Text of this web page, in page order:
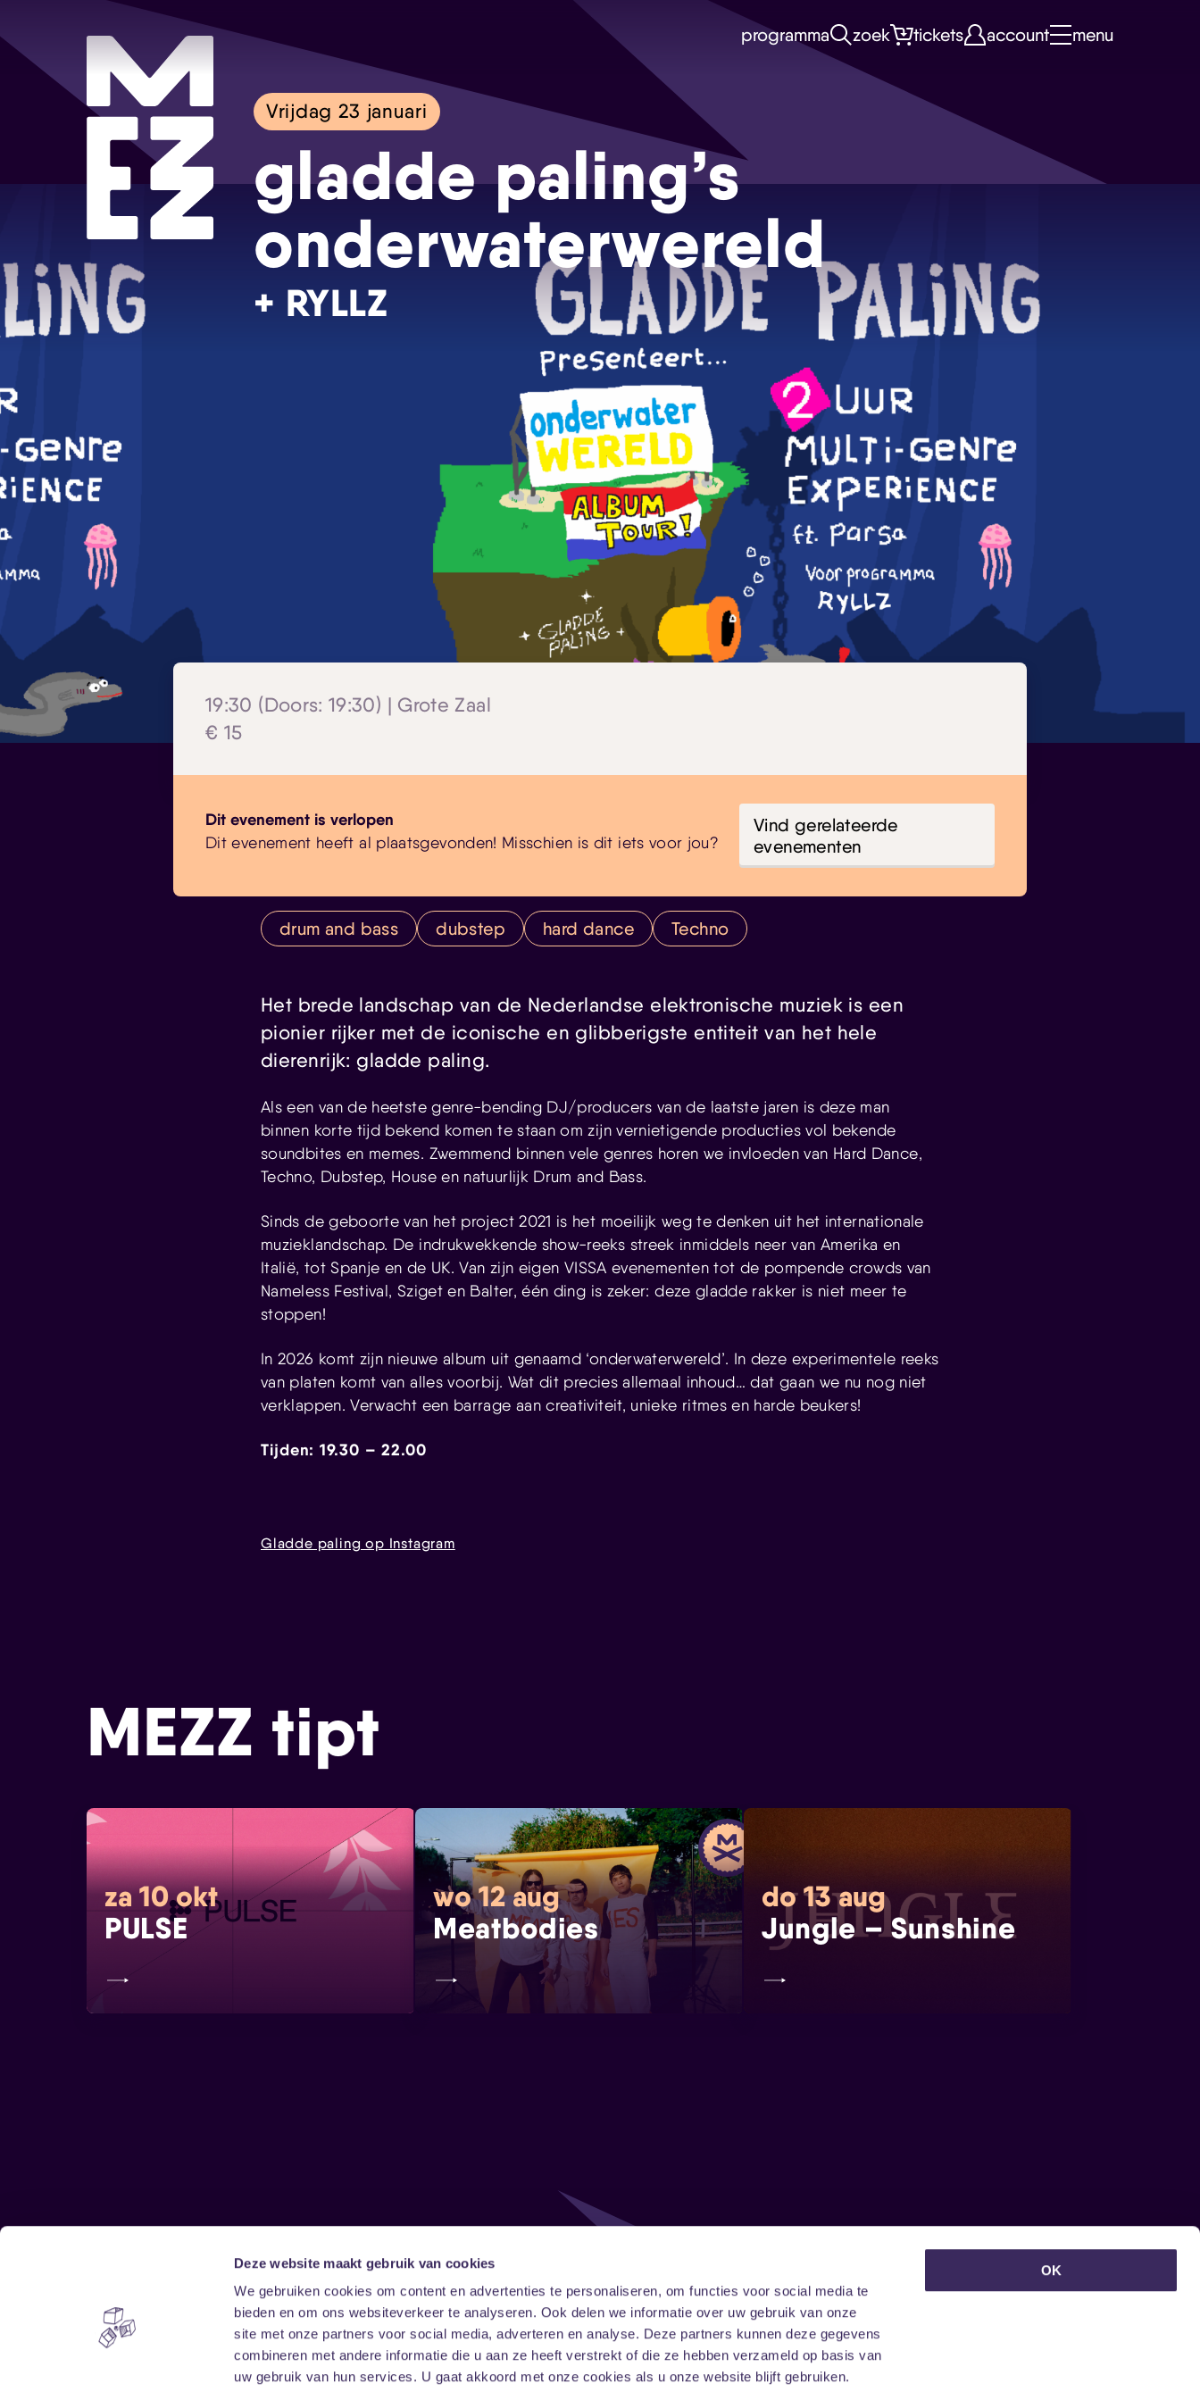
Deze website maakt gebruik van cookies
We gebruiken cookies om content en advertenties te personaliseren, om functies voor social media te
bieden en om ons websiteverkeer te analyseren. Ook delen we informatie over uw gebruik van onze
site met onze partners voor social media, adverteren en analyse. Deze partners kunnen deze gegevens
combineren met andere informatie die u aan ze heeft verstrekt of die ze hebben verzameld op basis van
uw gebruik van hun services. U gaat akkoord met onze cookies als u onze website blijft gebruiken.
OK
Skip navigatie
programma zoek tickets account menu
Vrijdag 23 januari
gladde paling’s
onderwaterwereld
+ RYLLZ
19:30 (Doors: 19:30) | Grote Zaal
€ 15
Dit evenement is verlopen
Dit evenement heeft al plaatsgevonden! Misschien is dit iets voor jou?
Vind gerelateerde
evenementen
drum and bass dubstep hard dance Techno
Het brede landschap van de Nederlandse elektronische muziek is een
pionier rijker met de iconische en glibberigste entiteit van het hele
dierenrijk: gladde paling.
Als een van de heetste genre-bending DJ/producers van de laatste jaren is deze man
binnen korte tijd bekend komen te staan om zijn vernietigende producties vol bekende
soundbites en memes. Zwemmend binnen vele genres horen we invloeden van Hard Dance,
Techno, Dubstep, House en natuurlijk Drum and Bass.
Sinds de geboorte van het project 2021 is het moeilijk weg te denken uit het internationale
muzieklandschap. De indrukwekkende show-reeks streek inmiddels neer van Amerika en
Italië, tot Spanje en de UK. Van zijn eigen VISSA evenementen tot de pompende crowds van
Nameless Festival, Sziget en Balter, één ding is zeker: deze gladde rakker is niet meer te
stoppen!
In 2026 komt zijn nieuwe album uit genaamd ‘onderwaterwereld’. In deze experimentele reeks
van platen komt van alles voorbij. Wat dit precies allemaal inhoud… dat gaan we nu nog niet
verklappen. Verwacht een barrage aan creativiteit, unieke ritmes en harde beukers!
Tijden: 19.30 – 22.00
Gladde paling op Instagram
MEZZ tipt
za 10 okt
PULSE
wo 12 aug
Meatbodies
do 13 aug
Jungle – Sunshine
Home
Vrijwilligers
Disclaimer
Toegankelijkheid
Privacy & cookies
Follow
FacebookInstagramLinkedIn
Onze nieuwsbrief ontvangen?